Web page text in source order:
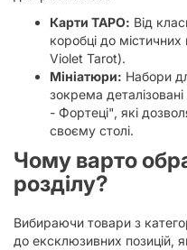
Карти ТАРО: Від
коробці до
Violet Tarot).
Мініатюри: Набори
зокрема
- Фортеці", які
своєму столі.
Чому варто
розділу?
Вибираючи товари з
до ексклюзивних позицій,